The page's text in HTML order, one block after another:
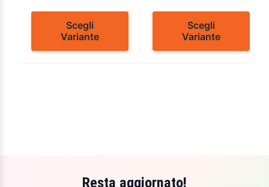
Scegli
Variante
Scegli
Variante
Resta aggiornato!